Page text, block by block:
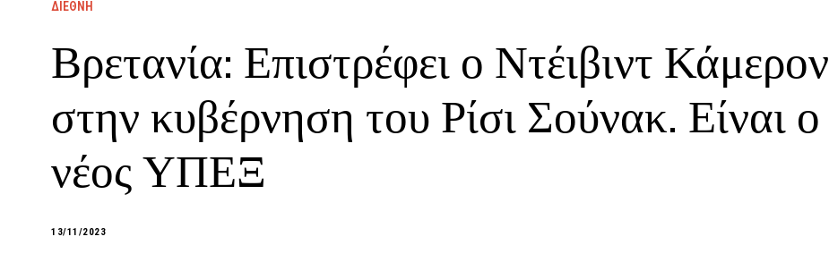
ΔΙΕΘΝΗ
Βρετανία: Επιστρέφει ο Ντέιβιντ Κάμερον
στην κυβέρνηση του Ρίσι Σούνακ. Είναι ο
νέος ΥΠΕΞ
13/11/2023